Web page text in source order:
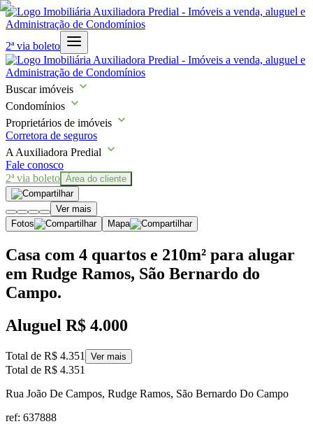
2ª via boleto
Buscar imóveis
Condomínios
Proprietários de imóveis
Corretora de seguros
A Auxiliadora Predial
Fale conosco
2ª via boleto Área do cliente
Ver mais
Fotos
Mapa
Casa com 4 quartos e 210m² para alugar
em Rudge Ramos, São Bernardo do
Campo.
Aluguel R$ 4.000
Total de R$ 4.351 Ver mais
Total de R$ 4.351
Rua João De Campos, Rudge Ramos, São Bernardo Do Campo
ref: 637888